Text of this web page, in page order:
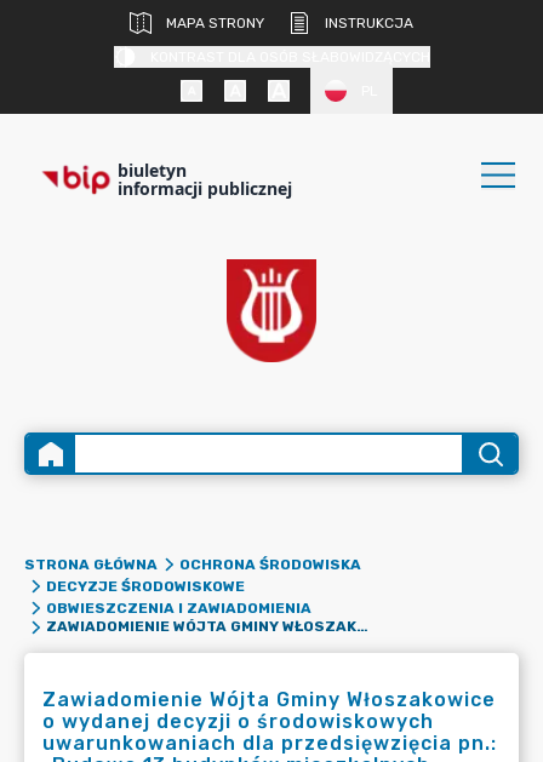
MAPA STRONY
INSTRUKCJA
biuletyn
informacji publicznej
STRONA GŁÓWNA
OCHRONA ŚRODOWISKA
DECYZJE ŚRODOWISKOWE
OBWIESZCZENIA I ZAWIADOMIENIA
ZAWIADOMIENIE WÓJTA GMINY WŁOSZAKOWICE O WYDANEJ DECYZJI O ŚRODOWISKOWYCH UWARUNKOWANIACH DLA PRZEDSIĘWZIĘCIA PN.: „BUDOWA 13 BUDYNKÓW MIESZKALNYCH JEDNORODZINNYCH WRAZ Z INFRASTRUKTURĄ TECHNICZNĄ NA DZIAŁCE O NUMERZE EWID. GRUNTU 220/15 ZLOKALIZOWANEJ W MIEJSCOWOŚCI WŁOSZAKOWICE, OBRĘB WŁOSZAKOWICE, GMINA WŁOSZAKOWICE”.
Zawiadomienie Wójta Gminy Włoszakowice
o wydanej decyzji o środowiskowych
uwarunkowaniach dla przedsięwzięcia pn.: